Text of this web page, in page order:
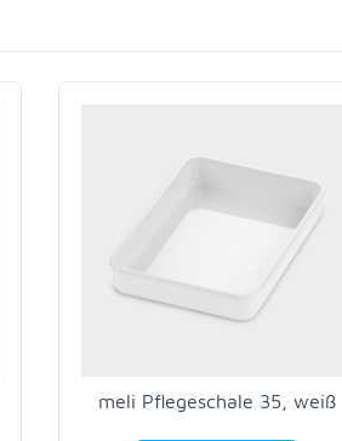
meli Pflegeschale 35, weiß